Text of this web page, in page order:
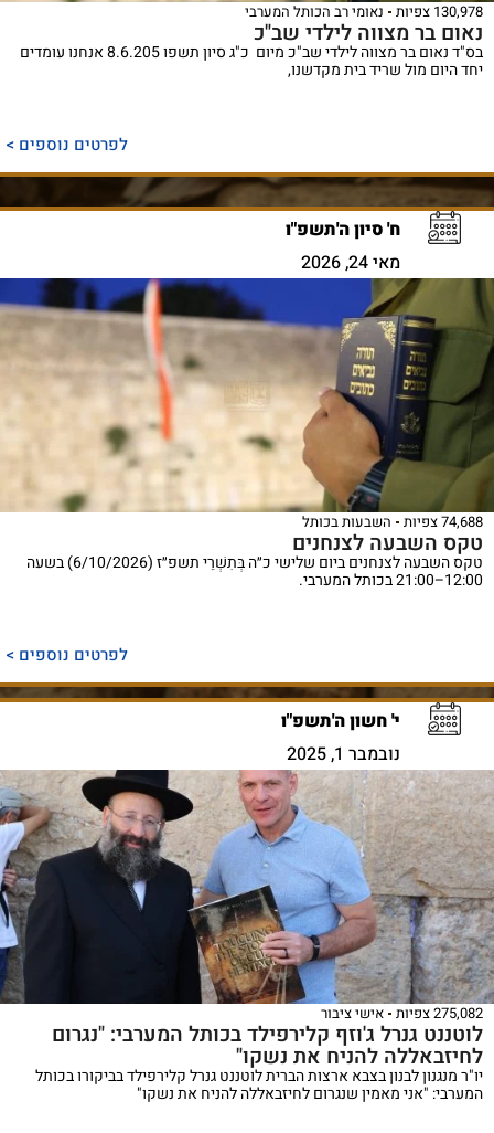
130,978 צפיות נאומי רב הכותל המערבי
נאום בר מצווה לילדי שב"כ
בס"ד נאום בר מצווה לילדי שב"כ מיום כ"ג סיון תשפו 8.6.205 אנחנו עומדים
יחד היום מול שריד בית מקדשנו,
לפרטים נוספים >
ח' סיון ה'תשפ"ו
מאי 24, 2026
74,688 צפיות השבעות בכותל
טקס השבעה לצנחנים
טקס השבעה לצנחנים ביום שלישי כ״ה בְּתִשְׁרֵי תשפ״ז (6/10/2026) בשעה
12:00–21:00 בכותל המערבי.
לפרטים נוספים >
י' חשון ה'תשפ"ו
נובמבר 1, 2025
275,082 צפיות אישי ציבור
לוטננט גנרל ג'וזף קלירפילד בכותל המערבי: "נגרום
לחיזבאללה להניח את נשקו"
יו"ר מנגנון לבנון בצבא ארצות הברית לוטננט גנרל קלירפילד בביקורו בכותל
המערבי: "אני מאמין שנגרום לחיזבאללה להניח את נשקו"